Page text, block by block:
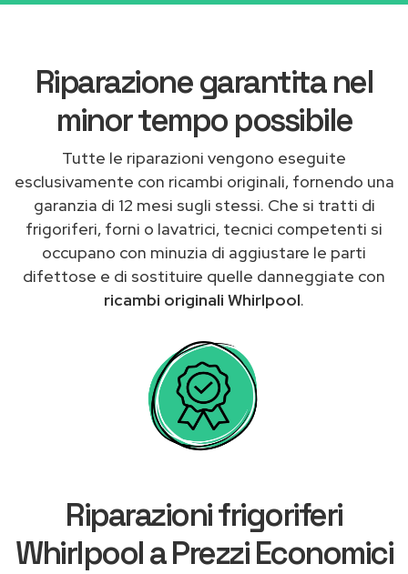
Riparazione garantita nel
minor tempo possibile
Tutte le riparazioni vengono eseguite
esclusivamente con ricambi originali, fornendo una
garanzia di 12 mesi sugli stessi. Che si tratti di
frigoriferi, forni o lavatrici, tecnici competenti si
occupano con minuzia di aggiustare le parti
difettose e di sostituire quelle danneggiate con
ricambi originali Whirlpool.
Riparazioni frigoriferi
Whirlpool a Prezzi Economici